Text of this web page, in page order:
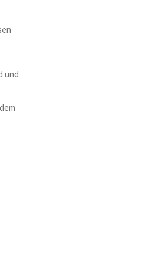
und